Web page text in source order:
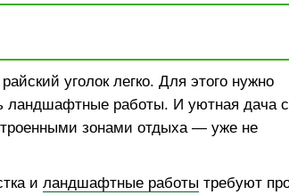
уголок легко. Для этого нужно
ландшафтные работы. И уютная дача с
зонами отдыха — уже не
и ландшафтные работы требуют